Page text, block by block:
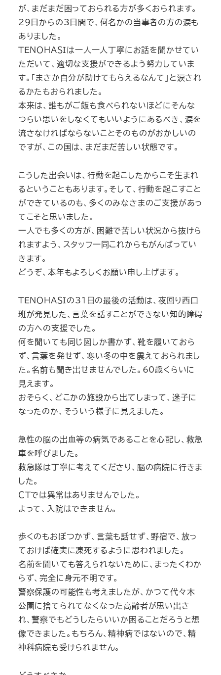
が、まだまだ困っておられる方が多くおられます。
29日からの3日間で、何名かの当事者の方の涙も
ありました。
ＴＥＮＯＨＡＳＩは一人一人丁寧にお話を聞かせてい
ただいて、適切な支援ができるよう努力していま
す。「まさか自分が助けてもらえるなんて」と涙され
るかたもおられました。
本来は、誰もがご飯も食べられないほどにそんな
つらい思いをしなくてもいいようにあるべき、涙を
流さなければならないことそのものがおかしいの
ですが、この国は、まだまだ苦しい状態です。
こうした出会いは、行動を起こしたからこそ生まれ
るということもあります。そして、行動を起こすこと
ができているのも、多くのみなさまのご支援があっ
てこそと思いました。
一人でも多くの方が、困難で苦しい状況から抜けら
れますよう、スタッフ一同これからもがんばってい
きます。
どうぞ、本年もよろしくお願い申し上げます。
ＴＥＮＯＨＡＳＩの31日の最後の活動は、夜回り西口
班が発見した、言葉を話すことができない知的障碍
の方への支援でした。
何を聞いても同じ図しか書かず、靴を履いておら
ず、言葉を発せず、寒い冬の中を震えておられまし
た。名前も聞き出せませんでした。60歳くらいに
見えます。
おそらく、どこかの施設から出てしまって、迷子に
なったのか、そういう様子に見えました。
急性の脳の出血等の病気であることを心配し、救急
車を呼びました。
救急隊は丁寧に考えてくださり、脳の病院に行きま
した。
ＣＴでは異常はありませんでした。
よって、入院はできません。
歩くのもおぼつかず、言葉も話せず、野宿で、放っ
ておけば確実に凍死するように思われました。
名前を聞いても答えられないために、まったくわか
らず、完全に身元不明です。
警察保護の可能性も考えましたが、かつて代々木
公園に捨てられてなくなった高齢者が思い出さ
れ、警察でもどうしたらいいか困ることだろうと想
像できました。もちろん、精神病ではないので、精
神科病院も受けられません。